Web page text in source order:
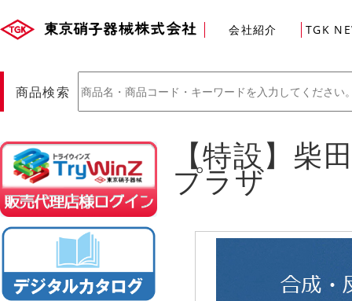
商品検索
会社紹介 TGK
販売店様ログイン
(Myページ)
【特設】柴
プラザ